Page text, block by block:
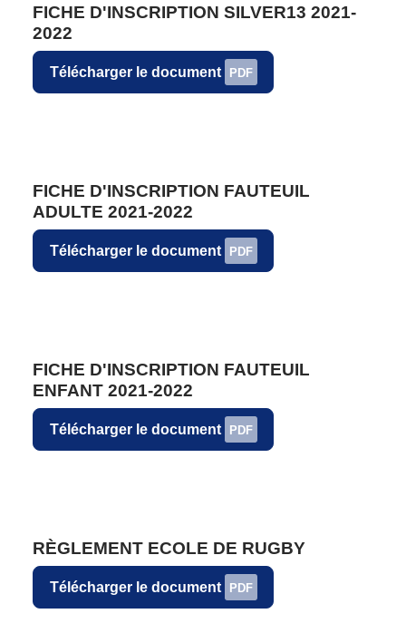
FICHE D'INSCRIPTION SILVER13 2021-
2022
Télécharger le document PDF
FICHE D'INSCRIPTION FAUTEUIL
ADULTE 2021-2022
Télécharger le document PDF
FICHE D'INSCRIPTION FAUTEUIL
ENFANT 2021-2022
Télécharger le document PDF
RÈGLEMENT ECOLE DE RUGBY
Télécharger le document PDF